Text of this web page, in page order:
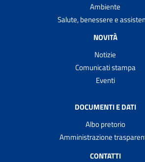
Ambiente
Salute, benessere e
NOVITÀ
Notizie
Comunicati stampa
Eventi
DOCUMENTI E DATI
Albo pretorio
Amministrazione
CONTATTI